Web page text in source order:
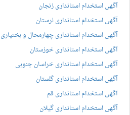
آگهی استخدام استانداری زنجان
آگهی استخدام استانداری لرستان
آگهی استخدام استانداری چهارمحال و بختیاری
آگهی استخدام استانداری خوزستان
آگهی استخدام استانداری خراسان جنوبی
آگهی استخدام استانداری گلستان
آگهی استخدام استانداری قم
آگهی استخدام استانداری گیلان